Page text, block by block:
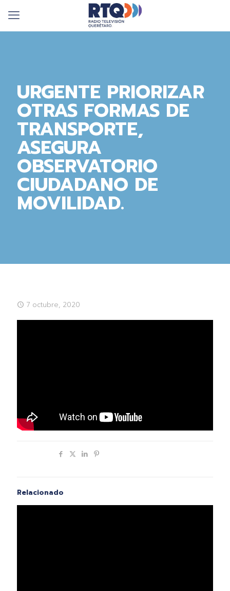
URGENTE PRIORIZAR
OTRAS FORMAS DE
TRANSPORTE,
ASEGURA
OBSERVATORIO
CIUDADANO DE
MOVILIDAD.
7 octubre, 2020
Relacionado